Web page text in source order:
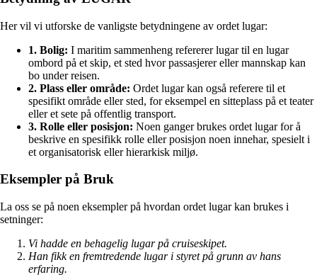
Her vil vi utforske de vanligste betydningene av ordet lugar:
1. Bolig: I maritim sammenheng refererer lugar til en lugar
ombord på et skip, et sted hvor passasjerer eller mannskap kan
bo under reisen.
2. Plass eller område: Ordet lugar kan også referere til et
spesifikt område eller sted, for eksempel en sitteplass på et teater
eller et sete på offentlig transport.
3. Rolle eller posisjon: Noen ganger brukes ordet lugar for å
beskrive en spesifikk rolle eller posisjon noen innehar, spesielt i
et organisatorisk eller hierarkisk miljø.
Eksempler på Bruk
La oss se på noen eksempler på hvordan ordet lugar kan brukes i
setninger:
Vi hadde en behagelig lugar på cruiseskipet.
Han fikk en fremtredende lugar i styret på grunn av hans
erfaring.